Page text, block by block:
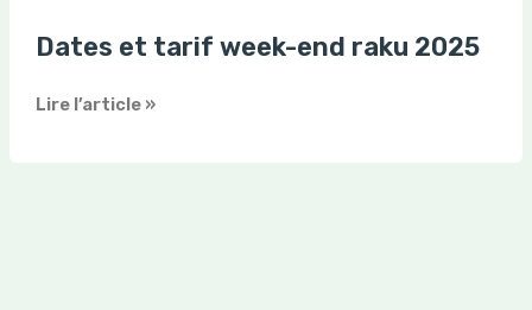
Dates et tarif week-end raku 2025
Lire l’article »